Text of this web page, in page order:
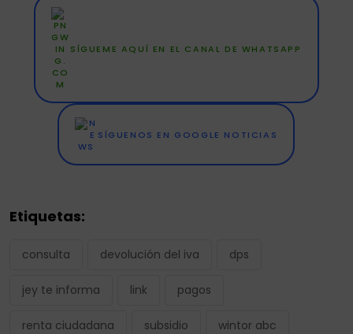
SÍGUEME AQUÍ EN EL CANAL DE WHATSAPP
SÍGUENOS EN GOOGLE NOTICIAS
Etiquetas:
consulta devolución del iva dps
jey te informa link pagos
renta ciudadana subsidio wintor abc